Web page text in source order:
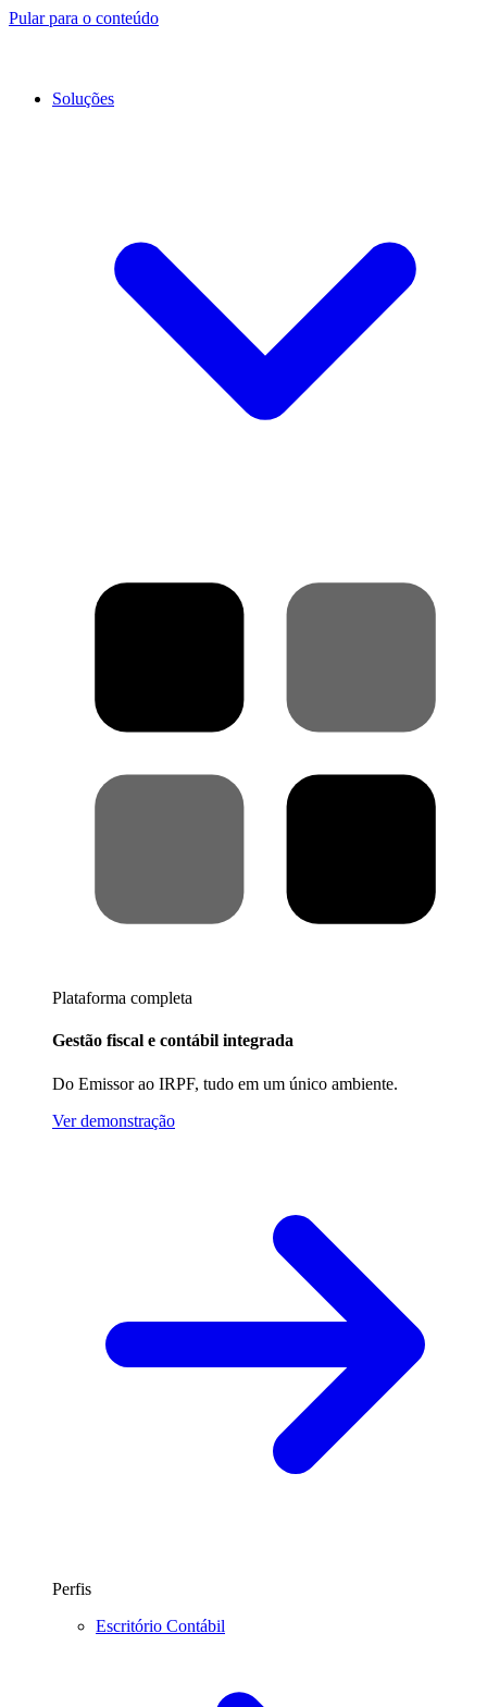
Pular para o conteúdo
Soluções
Plataforma completa
Gestão fiscal e contábil integrada
Do Emissor ao IRPF, tudo em um único ambiente.
Ver demonstração
Perfis
Escritório Contábil